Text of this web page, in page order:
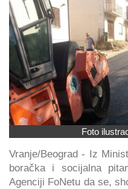
Foto
Vranje/Beograd - Iz
boračka i socijalna
Agenciji FoNetu da se,